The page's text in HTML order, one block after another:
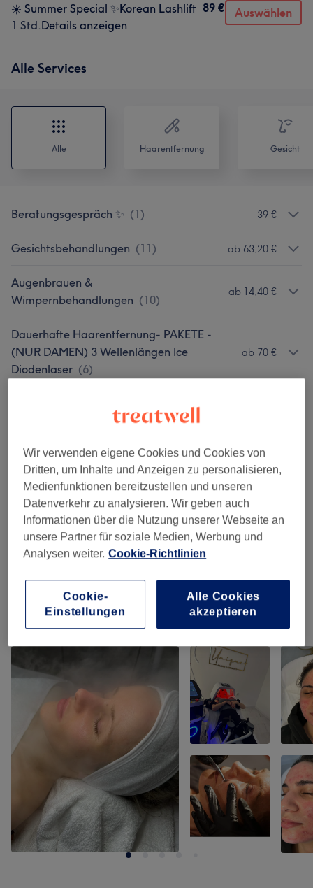
☀️ Summer Special ✨Korean Lashlift
1 Std.Details anzeigen
89 € Auswählen
Alle Services
Alle Haarentfernung Gesicht
Beratungsgespräch ✨ (1) 39 €
Gesichtsbehandlungen (11) ab 63,20 €
Augenbrauen &
Wimpernbehandlungen (10)
ab 14,40 €
Dauerhafte Haarentfernung- PAKETE -
(NUR DAMEN) 3 Wellenlängen Ice
Diodenlaser (6)
ab 70 €
Dauerhafte Haarentfernung (NUR DAMEN)
3 Wellenlängen Ice Diodenlaser (22)
Waxing Damen ( 1) ab 13,50 €
Gesichtshaarentfernung Mit
Fadentechnik ( 6)
ab 12 €
Körperbehandlungen (5) ab 39 €
Unsere Arbeit
Wir verwenden eigene Cookies und Cookies von
Dritten, um Inhalte und Anzeigen zu personalisieren,
Medienfunktionen bereitzustellen und unseren
Datenverkehr zu analysieren. Wir geben auch
Informationen über die Nutzung unserer Webseite an
unsere Partner für soziale Medien, Werbung und
Analysen weiter. Cookie-Richtlinien
Cookie-
Einstellungen
Alle Cookies
akzeptieren